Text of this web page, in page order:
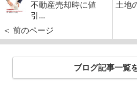
不動産売却時に値
引...
＜ 前のページ
土地
ブログ記事一覧